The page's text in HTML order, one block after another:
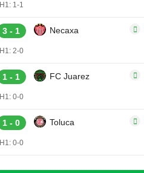
H1: 1-1
3 - 1 Necaxa
H1: 2-0
1 - 1 FC Juarez
H1: 0-0
1 - 0 Toluca
H1: 0-0